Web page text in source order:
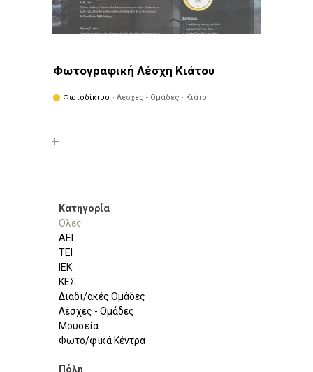
Φωτογραφική Λέσχη Κιάτου
Φωτοδίκτυο · Λέσχες - Ομάδες · Κιάτο
Κατηγορία
Όλες
ΑΕΙ
ΤΕΙ
ΙΕΚ
ΚΕΣ
Διαδι/ακές Ομάδες
Λέσχες - Ομάδες
Μουσεία
Φωτο/φικά Κέντρα
Πόλη